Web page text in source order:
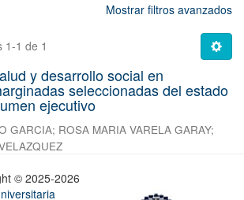
Mostrar filtros avanzados
1-1 de 1
y desarrollo social en
seleccionadas del estado
ejecutivo
GARCIA; ROSA MARIA VARELA GARAY;
© 2025-2026